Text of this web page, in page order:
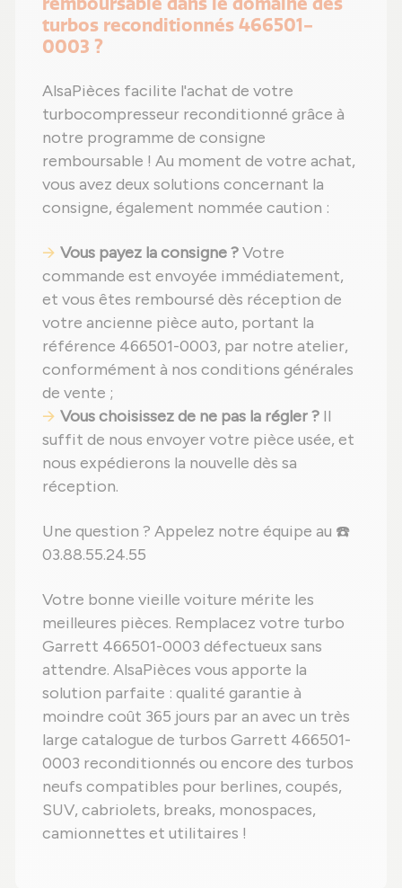
turbos reconditionnés 466501-
0003 ?
AlsaPièces facilite l'achat de votre
turbocompresseur reconditionné grâce à
notre programme de consigne
remboursable ! Au moment de votre achat,
vous avez deux solutions concernant la
consigne, également nommée caution :
Vous payez la consigne ?Votre
commande est envoyée immédiatement,
et vous êtes remboursé dès réception de
votre ancienne pièce auto, portant la
référence 466501-0003, par notre atelier,
conformément à nos conditions générales
de vente ;
Vous choisissez de ne pas la régler ? Il
suffit de nous envoyer votre pièce usée, et
nous expédierons la nouvelle dès sa
réception.
Une question ? Appelez notre équipe au ☎️
03.88.55.24.55
Votre bonne vieille voiture mérite les
meilleures pièces. Remplacez votre turbo
Garrett 466501-0003 défectueux sans
attendre. AlsaPièces vous apporte la
solution parfaite : qualité garantie à
moindre coût 365 jours par an avec un très
large catalogue de turbos Garrett 466501-
0003 reconditionnés ou encore des turbos
neufs compatibles pour berlines, coupés,
SUV, cabriolets, breaks, monospaces,
camionnettes et utilitaires !